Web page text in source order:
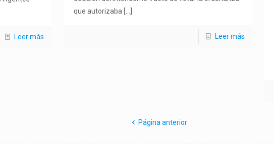
Leer más
que autorizaba […]
Leer más
Página anterior